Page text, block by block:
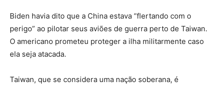
Biden havia dito que a China estava “flertando com o
perigo” ao pilotar seus aviões de guerra perto de Taiwan.
O americano prometeu proteger a ilha militarmente caso
ela seja atacada.
Taiwan, que se considera uma nação soberana, é